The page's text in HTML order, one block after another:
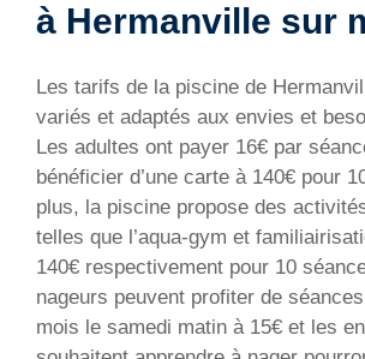
à Hermanville sur
Les tarifs de la piscine de
variés et adaptés aux envies et
Les adultes ont payer 16€ par
bénéficier d’une carte à 140€ pour
plus, la piscine propose des
telles que l’aqua-gym et
140€ respectivement pour 10
nageurs peuvent profiter de
mois le samedi matin à 15€ et les